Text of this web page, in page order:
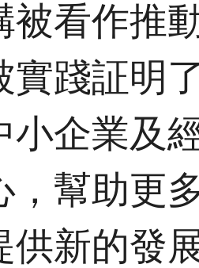
被看作推
實踐証明
小企業及
，幫助更
供新的發